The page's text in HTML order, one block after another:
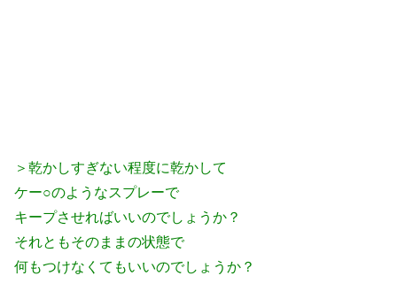
＞乾かしすぎない程度に乾かして
ケー○のようなスプレーで
キープさせればいいのでしょうか？
それともそのままの状態で
何もつけなくてもいいのでしょうか？